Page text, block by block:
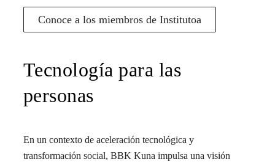
Conoce a los miembros de Institutoa
Tecnología para las
personas
En un contexto de aceleración tecnológica y
transformación social, BBK Kuna impulsa una visión